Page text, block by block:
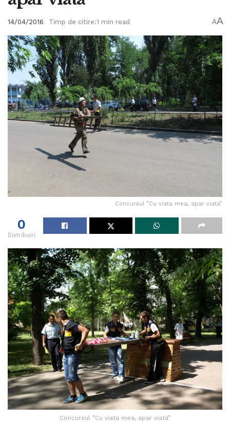
14/04/2016 Timp de citire:1 min read AA
Concursul ”Cu viata mea, apar viata”
0
Distribuiri
Concursul ”Cu viata mea, apar viata”